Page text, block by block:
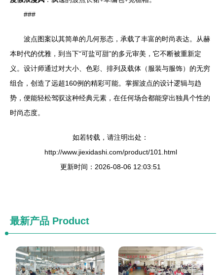
###
波点图案以其简单的几何形态，承载了丰富的时尚表达。从赫
本时代的优雅，到当下“可盐可甜”的多元审美，它不断被重新定
义。设计师通过对大小、色彩、排列及载体（服装与服饰）的无穷
组合，创造了远超160例的精彩可能。掌握波点的设计逻辑与趋
势，便能轻松驾驭这种经典元素，在任何场合都能穿出独具个性的
时尚态度。
如若转载，请注明出处：
http://www.jiexidashi.com/product/101.html
更新时间：2026-08-06 12:03:51
最新产品 Product